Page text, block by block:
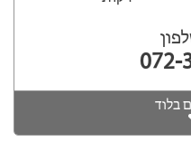
072-
בלוד